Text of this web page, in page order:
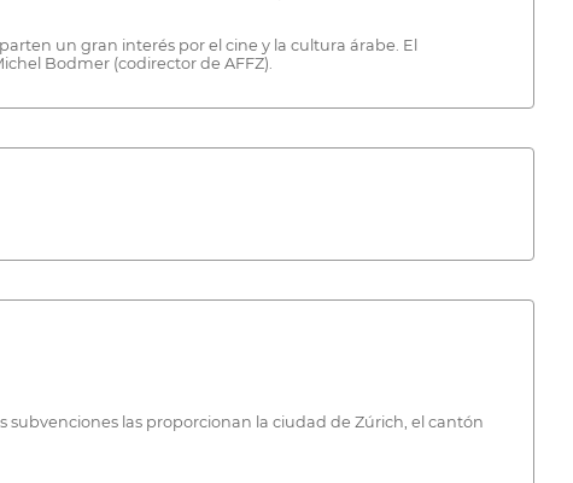
un gran interés por el cine y la cultura árabe. El
Bodmer (codirector de AFFZ).
subvenciones las proporcionan la ciudad de Zúrich, el cantón